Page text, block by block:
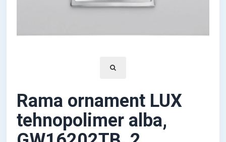
Rama ornament LUX
tehnopolimer alba,